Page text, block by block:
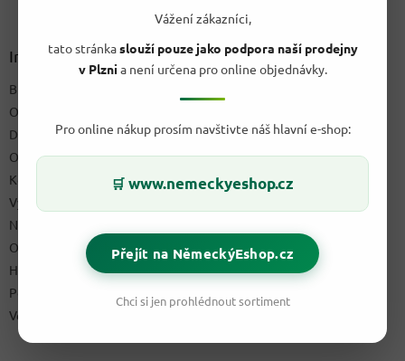
Vážení zákazníci,
tato stránkaslouží pouze jako podpora naší prodejny
v Plznia není určena pro online objednávky.
Pro online nákup prosím navštivte náš hlavní e-shop:
🛒 www.nemeckyeshop.cz
Přejít na NěmeckýEshop.cz
Chci si jen prohlédnout sortiment
Informace pro vás
Blog a recepty
O nás
Doprava & platby
Obchodní podmínky
Kontakty
Výdejní místo
Napište nám
Ochrana osobních údajů GDPR
Hodnocení obchodu
Podmínky uplatnění práv z vadného plnění a reklamační řád
Velkoobchod